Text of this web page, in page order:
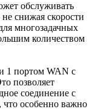
обслуживать
снижая скорости
многозадачных
количеством
1 портом WAN с
позволяет
соединение с
особенно важно